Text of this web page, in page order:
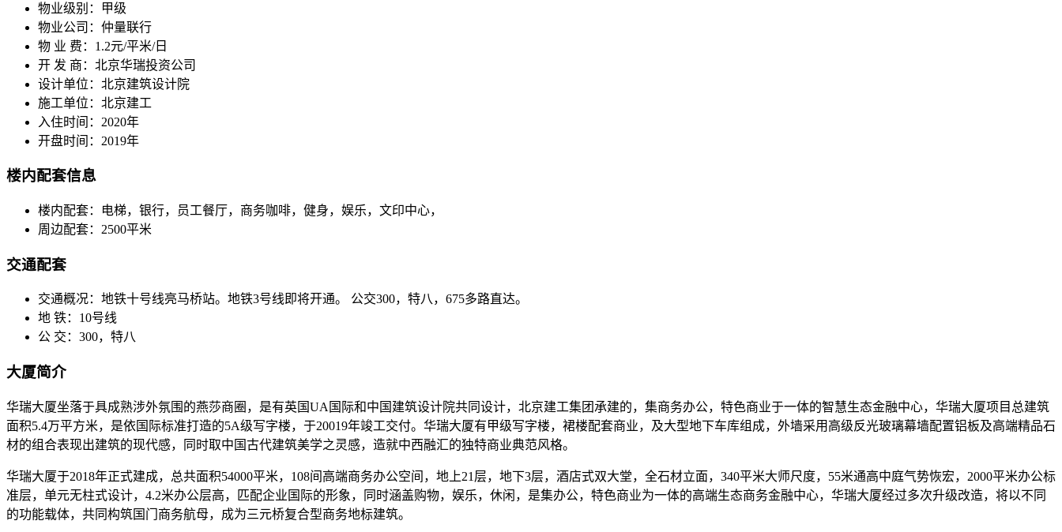
物业级别：
甲级
物业公司： 仲量联行
物 业 费： 1.2元/平米/日
开 发 商： 北京华瑞投资公司
设计单位： 北京建筑设计院
施工单位： 北京建工
入住时间： 2020年
开盘时间： 2019年
楼内配套信息
楼内配套：
电梯，银行，员工餐厅，商务咖啡，健身，娱乐，文印中心，
周边配套： 2500平米
交通配套
交通概况： 地铁十号线亮马桥站。地铁3号线即将开通。 公交300，特八，675多路直达。
地 铁： 10号线
公 交： 300，特八
大厦简介
华瑞大厦坐落于具成熟涉外氛围的燕莎商圈，是有英国UA国际和中国建筑设计院共同设计，北京建工集团承建的，集商务办公，特色商业于一体的智慧生态金融中心，华瑞大厦项目总建筑
面积5.4万平方米，是依国际标准打造的5A级写字楼，于20019年竣工交付。华瑞大厦有甲级写字楼，裙楼配套商业，及大型地下车库组成，外墙采用高级反光玻璃幕墙配置铝板及高端精品石
材的组合表现出建筑的现代感，同时取中国古代建筑美学之灵感，造就中西融汇的独特商业典范风格。
华瑞大厦于2018年正式建成，总共面积54000平米，108间高端商务办公空间，地上21层，地下3层，酒店式双大堂，全石材立面，340平米大师尺度，55米通高中庭气势恢宏，2000平米办公标
准层，单元无柱式设计，4.2米办公层高，匹配企业国际的形象，同时涵盖购物，娱乐，休闲，是集办公，特色商业为一体的高端生态商务金融中心，华瑞大厦经过多次升级改造，将以不同
的功能载体，共同构筑国门商务航母，成为三元桥复合型商务地标建筑。